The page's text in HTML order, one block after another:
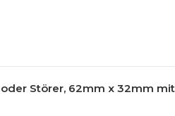
Störer, 62mm x 32mm